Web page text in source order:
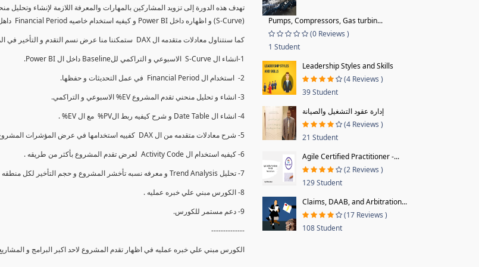
(S-Curve) و اظهاره داخل Power BI و كيفيه استخدام خاصيه Financial Period داهل البريماف
كما سنتناول معادلات متقدمه ال DAX ستمكننا منا عرض نسم التقدم و التأخير في المشروع و اي الاقسام اكثر تأخيرا , كل هذا بشكل تفاعلي و محدث باستمرار.
1-انشاء ال S-Curve الاسبوعي و التراكمي للBaseline داخل ال Power BI.
2- استخدام ال Financial Period في عمل التحديثات و حفظها.
3- انشاء و تحليل منحني تقدم المشروع EV% الاسبوعي و التراكمي.
4- انشاء ال Date Table و شرح كيفيه ربط الPV% مع ال EV% .
5- شرح معادلات متقدمه من ال DAX كفييه استخدامها في عرض المؤشرات المشروع (KPIs) بشكل دقيق.
6- كيفيه استخدام ال Activity Code لعرض تقدم المشروع بأكثر من طريقه .
7- تحليل Trend Analysis و معرفه نسبه تأخشر المشروع و حجم التأخير لكل منطقه في المشروع .
8- الكورس مبني علي خبره عمليه .
9- دعم مستمر للكورس.
--------------
الكورس مبني علي خبره عمليه في اظهار تقدم المشروع لاحد اكبر البرامج و
Pumps, Compressors, Gas turbin...
(0 Reviews )
1 Student
Leadership Styles and Skills
(4 Reviews )
39 Student
إدارة عقود التشغيل والصيانة
(4 Reviews )
21 Student
Agile Certified Practitioner -...
(2 Reviews )
129 Student
Claims, DAAB, and Arbitration...
(17 Reviews )
108 Student